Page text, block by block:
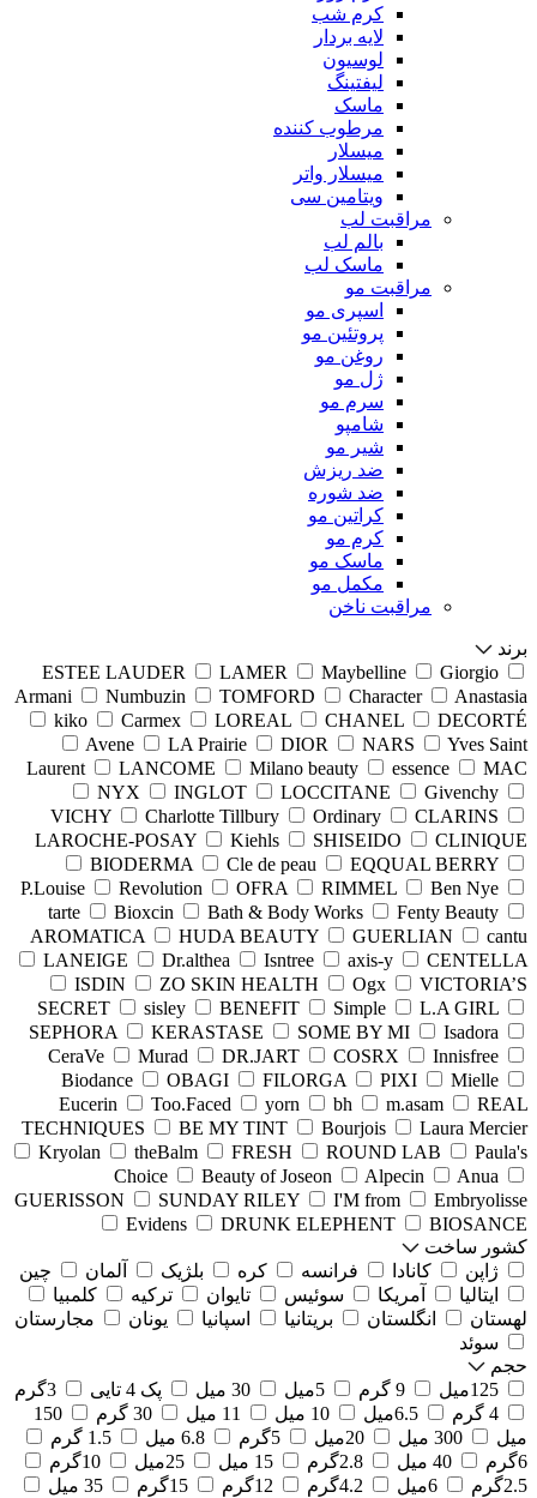
کرم شب
لایه بردار
لوسیون
لیفتینگ
ماسک
مرطوب کننده
میسلار
میسلار واتر
ویتامین سی
مراقبت لب
بالم لب
ماسک لب
مراقبت مو
اسپری مو
پروتئین مو
روغن مو
ژل مو
سرم مو
شامپو
شیر مو
ضد ریزش
ضد شوره
کراتین مو
کرم مو
ماسک مو
مکمل مو
مراقبت ناخن
برند
ESTEE LAUDER
LAMER Maybelline
Giorgio
Armani
Numbuzin TOMFORD Character
Anastasia
kiko
Carmex LOREAL CHANEL
DECORTÉ
Avene
LA Prairie DIOR NARS
Yves Saint
Laurent
LANCOME Milano beauty essence
MAC
NYX
INGLOT LOCCITANE
Givenchy
VICHY
Charlotte Tillbury Ordinary
CLARINS
LAROCHE-POSAY
Kiehls SHISEIDO
CLINIQUE
BIODERMA
Cle de peau
EQQUAL BERRY
P.Louise
Revolution OFRA RIMMEL
Ben Nye
tarte
Bioxcin Bath & Body Works
Fenty Beauty
AROMATICA
HUDA BEAUTY GUERLIAN
cantu
LANEIGE
Dr.althea Isntree axis-y
CENTELLA
ISDIN
ZO SKIN HEALTH Ogx
VICTORIA’S
SECRET
sisley BENEFIT Simple
L.A GIRL
SEPHORA
KERASTASE SOME BY MI
Isadora
CeraVe
Murad DR.JART COSRX
Innisfree
Biodance
OBAGI FILORGA PIXI
Mielle
Eucerin
Too.Faced yorn bh m.asam
REAL
TECHNIQUES
BE MY TINT Bourjois
Laura Mercier
Kryolan
theBalm FRESH ROUND LAB
Paula's
Choice
Beauty of Joseon Alpecin
Anua
GUERISSON
SUNDAY RILEY I'M from
Embryolisse
Evidens
DRUNK ELEPHENT
BIOSANCE
کشور ساخت
ژاپن
کانادا فرانسه کره بلژیک آلمان
چین
ایتالیا
آمریکا سوئیس تایوان ترکیه
کلمبیا
لهستان
انگلستان بریتانیا اسپانیا یونان
مجارستان
سوئد
حجم
125میل
9 گرم 5میل 30 میل پک 4 تایی
3گرم
4 گرم
6.5میل 10 میل 11 میل 30 گرم
150
میل
300 میل 20میل 5گرم 6.8 میل
1.5 گرم
6گرم
40 میل 2.8گرم 15 میل 25میل
10گرم
2.5گرم
6میل 4.2گرم 12گرم 15گرم
35 میل